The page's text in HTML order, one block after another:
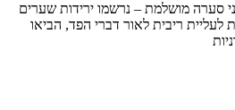
סערה מושלמת – נרשמו ירידות שערים
לעליית ריבית לאור דברי הפד, הביאו